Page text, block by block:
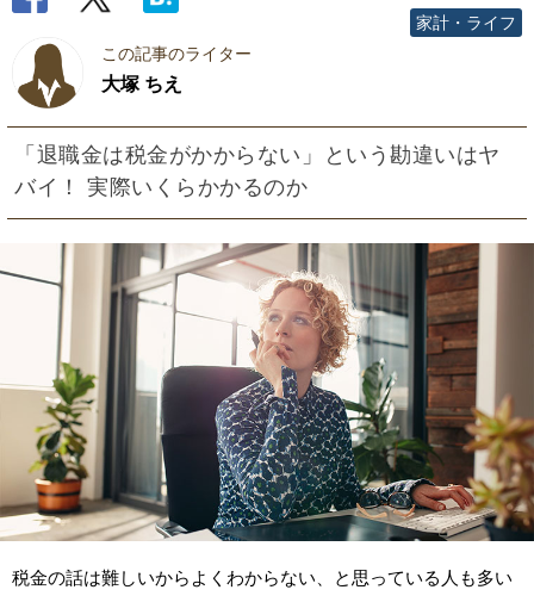
家計・ライフ
この記事のライター
大塚 ちえ
「退職金は税金がかからない」という勘違いはヤ
バイ！ 実際いくらかかるのか
税金の話は難しいからよくわからない、と思っている人も多い